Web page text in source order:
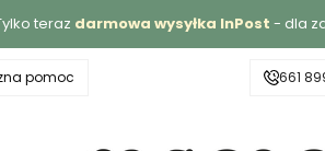
teraz darmowa wysyłka InPost - dla
pomoc 661